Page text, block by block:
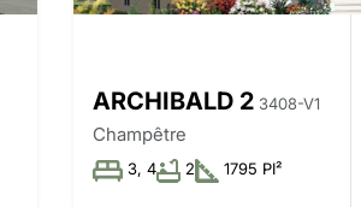
ARCHIBALD 2 3408-V1
Champêtre
3, 4 2 1795 PI²